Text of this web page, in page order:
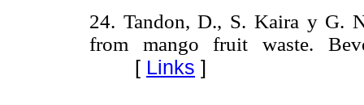
24. Tandon, D., S. Kaira y G.
from mango fruit waste.
[ Links ]